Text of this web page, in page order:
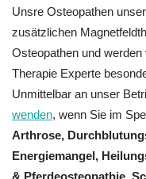
Unsre Osteopathen
zusätzlichen
Osteopathen und
Therapie Experte
Unmittelbar an unser
wenden, wenn Sie im
Arthrose,
Energiemangel,
& Pferdeosteopathie,